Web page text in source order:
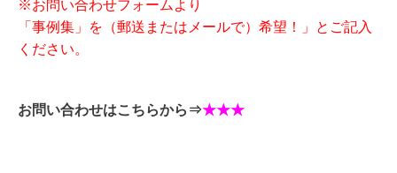
※お問い合わせフォームより
「事例集」を（郵送またはメールで）希望！」とご記入
ください。
お問い合わせはこちらから⇒★★★